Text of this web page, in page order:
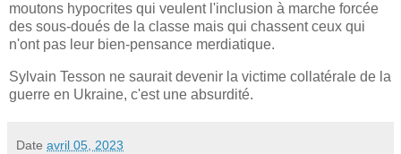
moutons hypocrites qui veulent l'inclusion à marche forcée
des sous-doués de la classe mais qui chassent ceux qui
n'ont pas leur bien-pensance merdiatique.
Sylvain Tesson ne saurait devenir la victime collatérale de la
guerre en Ukraine, c'est une absurdité.
Date avril 05, 2023